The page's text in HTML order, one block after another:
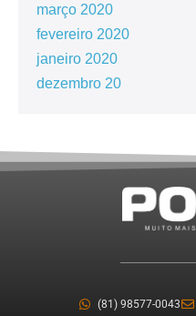
março 2020
fevereiro 2020
janeiro 2020
dezembro 20
(81) 98577-0043